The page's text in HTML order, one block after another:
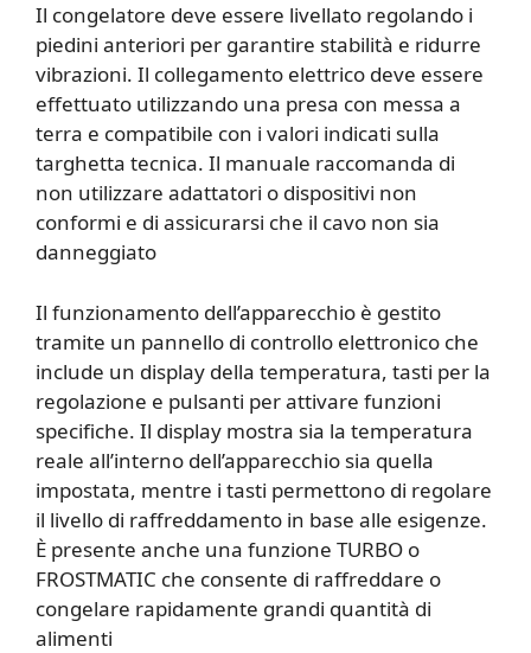
Il congelatore deve essere livellato regolando i
piedini anteriori per garantire stabilità e ridurre
vibrazioni. Il collegamento elettrico deve essere
effettuato utilizzando una presa con messa a
terra e compatibile con i valori indicati sulla
targhetta tecnica. Il manuale raccomanda di
non utilizzare adattatori o dispositivi non
conformi e di assicurarsi che il cavo non sia
danneggiato
Il funzionamento dell’apparecchio è gestito
tramite un pannello di controllo elettronico che
include un display della temperatura, tasti per la
regolazione e pulsanti per attivare funzioni
specifiche. Il display mostra sia la temperatura
reale all’interno dell’apparecchio sia quella
impostata, mentre i tasti permettono di regolare
il livello di raffreddamento in base alle esigenze.
È presente anche una funzione TURBO o
FROSTMATIC che consente di raffreddare o
congelare rapidamente grandi quantità di
alimenti